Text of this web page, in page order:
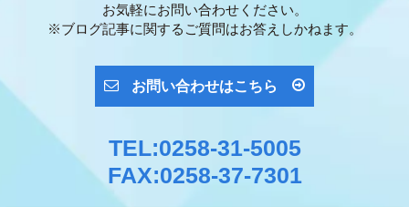
お気軽にお問い合わせください。
※ブログ記事に関するご質問はお答えしかねます。
お問い合わせはこちら
TEL:0258-31-5005
FAX:0258-37-7301